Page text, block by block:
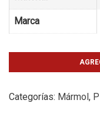
Marca
Categorías: Mármol,